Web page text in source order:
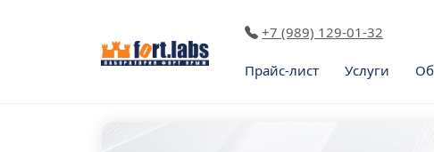
+7 (989) 129-01-32
Прайс-лист Услуги